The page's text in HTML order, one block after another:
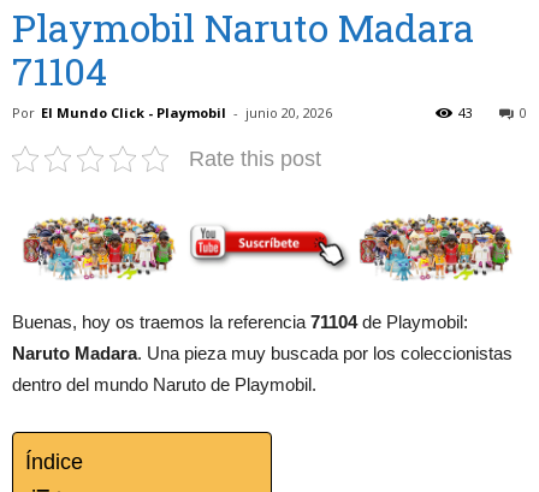
Playmobil Naruto Madara
71104
Por El Mundo Click - Playmobil - junio 20, 2026 0
43
Rate this post
Buenas, hoy os traemos la referencia 71104de Playmobil:
Naruto Madara. Una pieza muy buscada por los coleccionistas
dentro del mundo Naruto de Playmobil.
Índice